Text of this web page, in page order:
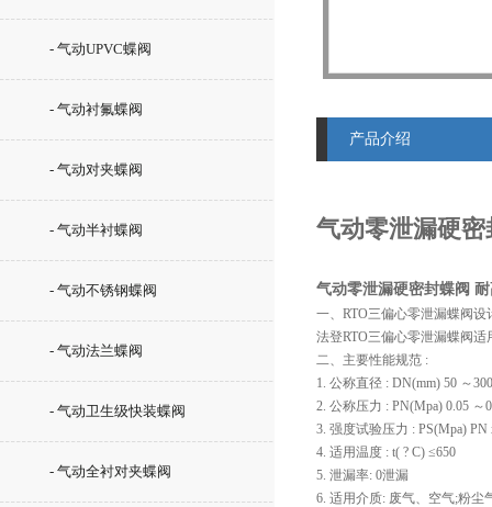
- 气动UPVC蝶阀
- 气动衬氟蝶阀
- 气动对夹蝶阀
- 气动半衬蝶阀
- 气动不锈钢蝶阀
- 气动法兰蝶阀
- 气动卫生级快装蝶阀
- 气动全衬对夹蝶阀
产品介绍
气动零泄漏硬
气动零泄漏硬密封蝶阀
一、RTO三偏心零泄漏蝶阀
法登RTO三偏心零泄漏蝶阀
二、主要性能规范 :
1. 公称直径 : DN(mm) 50 ～
2. 公称压力 : PN(Mpa) 0.05 ～
3. 强度试验压力 : PS(Mpa) PN
4. 适用温度 : t( ? C) ≤650
5. 泄漏率: 0泄漏
6. 适用介质: 废气、空气;粉尘